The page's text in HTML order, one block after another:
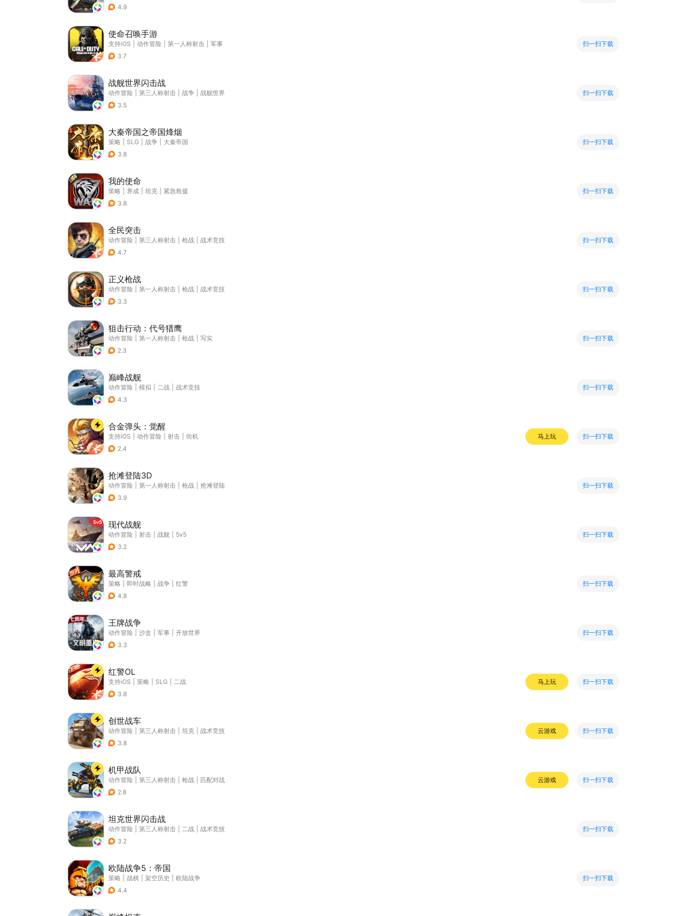
4.9
使命召唤手游
支持iOS 动作冒险 第一人称射击
军事
3.7
扫一扫下载
战舰世界闪击战
动作冒险 第三人称射击 战争
战舰世界
3.5
扫一扫下载
大秦帝国之帝国烽烟
策略 SLG 战争
大秦帝国
3.8
扫一扫下载
我的使命
策略 养成 坦克
紧急救援
3.8
扫一扫下载
全民突击
动作冒险 第三人称射击 枪战
战术竞技
4.7
扫一扫下载
正义枪战
动作冒险 第一人称射击 枪战
战术竞技
3.3
扫一扫下载
狙击行动：代号猎鹰
动作冒险 第一人称射击 枪战
写实
2.3
扫一扫下载
巅峰战舰
动作冒险 模拟 二战
战术竞技
4.3
扫一扫下载
合金弹头：觉醒
支持iOS 动作冒险 射击
街机
2.4
马上玩 扫一扫下载
抢滩登陆3D
动作冒险 第一人称射击 枪战
抢滩登陆
3.9
扫一扫下载
现代战舰
动作冒险 射击 战舰
5v5
3.2
扫一扫下载
最高警戒
策略 即时战略 战争
红警
4.8
扫一扫下载
王牌战争
动作冒险 沙盒 军事
开放世界
3.3
扫一扫下载
红警OL
支持iOS 策略 SLG
二战
3.8
马上玩 扫一扫下载
创世战车
动作冒险 第三人称射击 坦克
战术竞技
3.8
云游戏 扫一扫下载
机甲战队
动作冒险 第三人称射击 枪战
匹配对战
2.8
云游戏 扫一扫下载
坦克世界闪击战
动作冒险 第三人称射击 二战
战术竞技
3.2
扫一扫下载
欧陆战争5：帝国
策略 战棋 架空历史
欧陆战争
4.4
扫一扫下载